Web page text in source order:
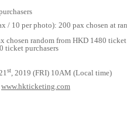
/ 10 per photo): 200 pax chosen at
chosen random from HKD 1480
ticket purchasers
st , 2019 (FRI) 10AM (Local time)
www.hkticketing.com